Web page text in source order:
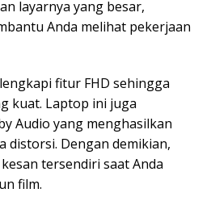
layarnya yang besar,
Anda melihat pekerjaan
fitur FHD sehingga
kuat. Laptop ini juga
Audio yang menghasilkan
distorsi. Dengan demikian,
tersendiri saat Anda
film.